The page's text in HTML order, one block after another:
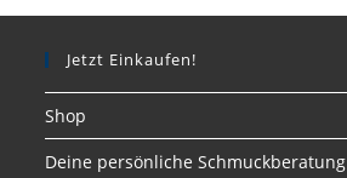
Jetzt Einkaufen!
Shop
Deine persönliche Schmuckberatung